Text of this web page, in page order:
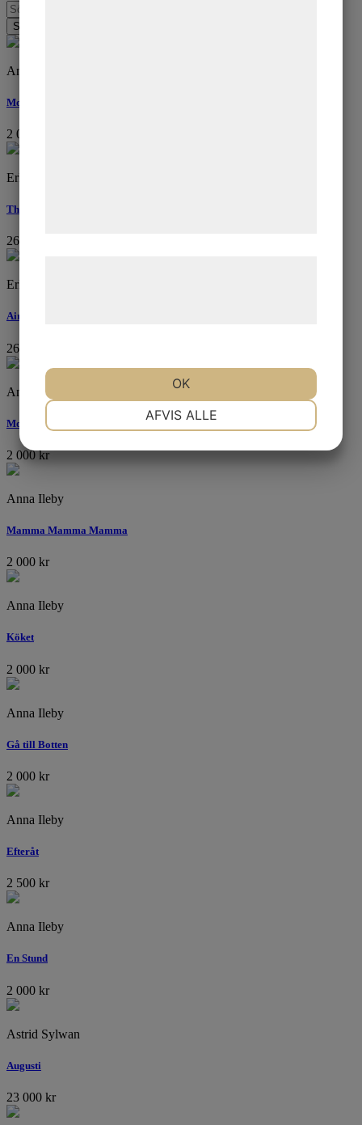
Anna Ileby
Mormorsrutor
2 000
Erlend Mikael Saeverud
The Wind is High
26 000
Erlend Mikael Saeverud
Airwaves
26 000
Anna Ileby
Mon Amie
2 000kr
Anna Ileby
Mamma Mamma Mamma
2 000 kr
Anna Ileby
Köket
2 000 kr
Anna Ileby
Gå till Botten
2 000 kr
Anna Ileby
Efteråt
2 500 kr
Anna Ileby
En Stund
2 000 kr
Astrid Sylwan
Augusti
23 000 kr
AFVIS ALLE
OK